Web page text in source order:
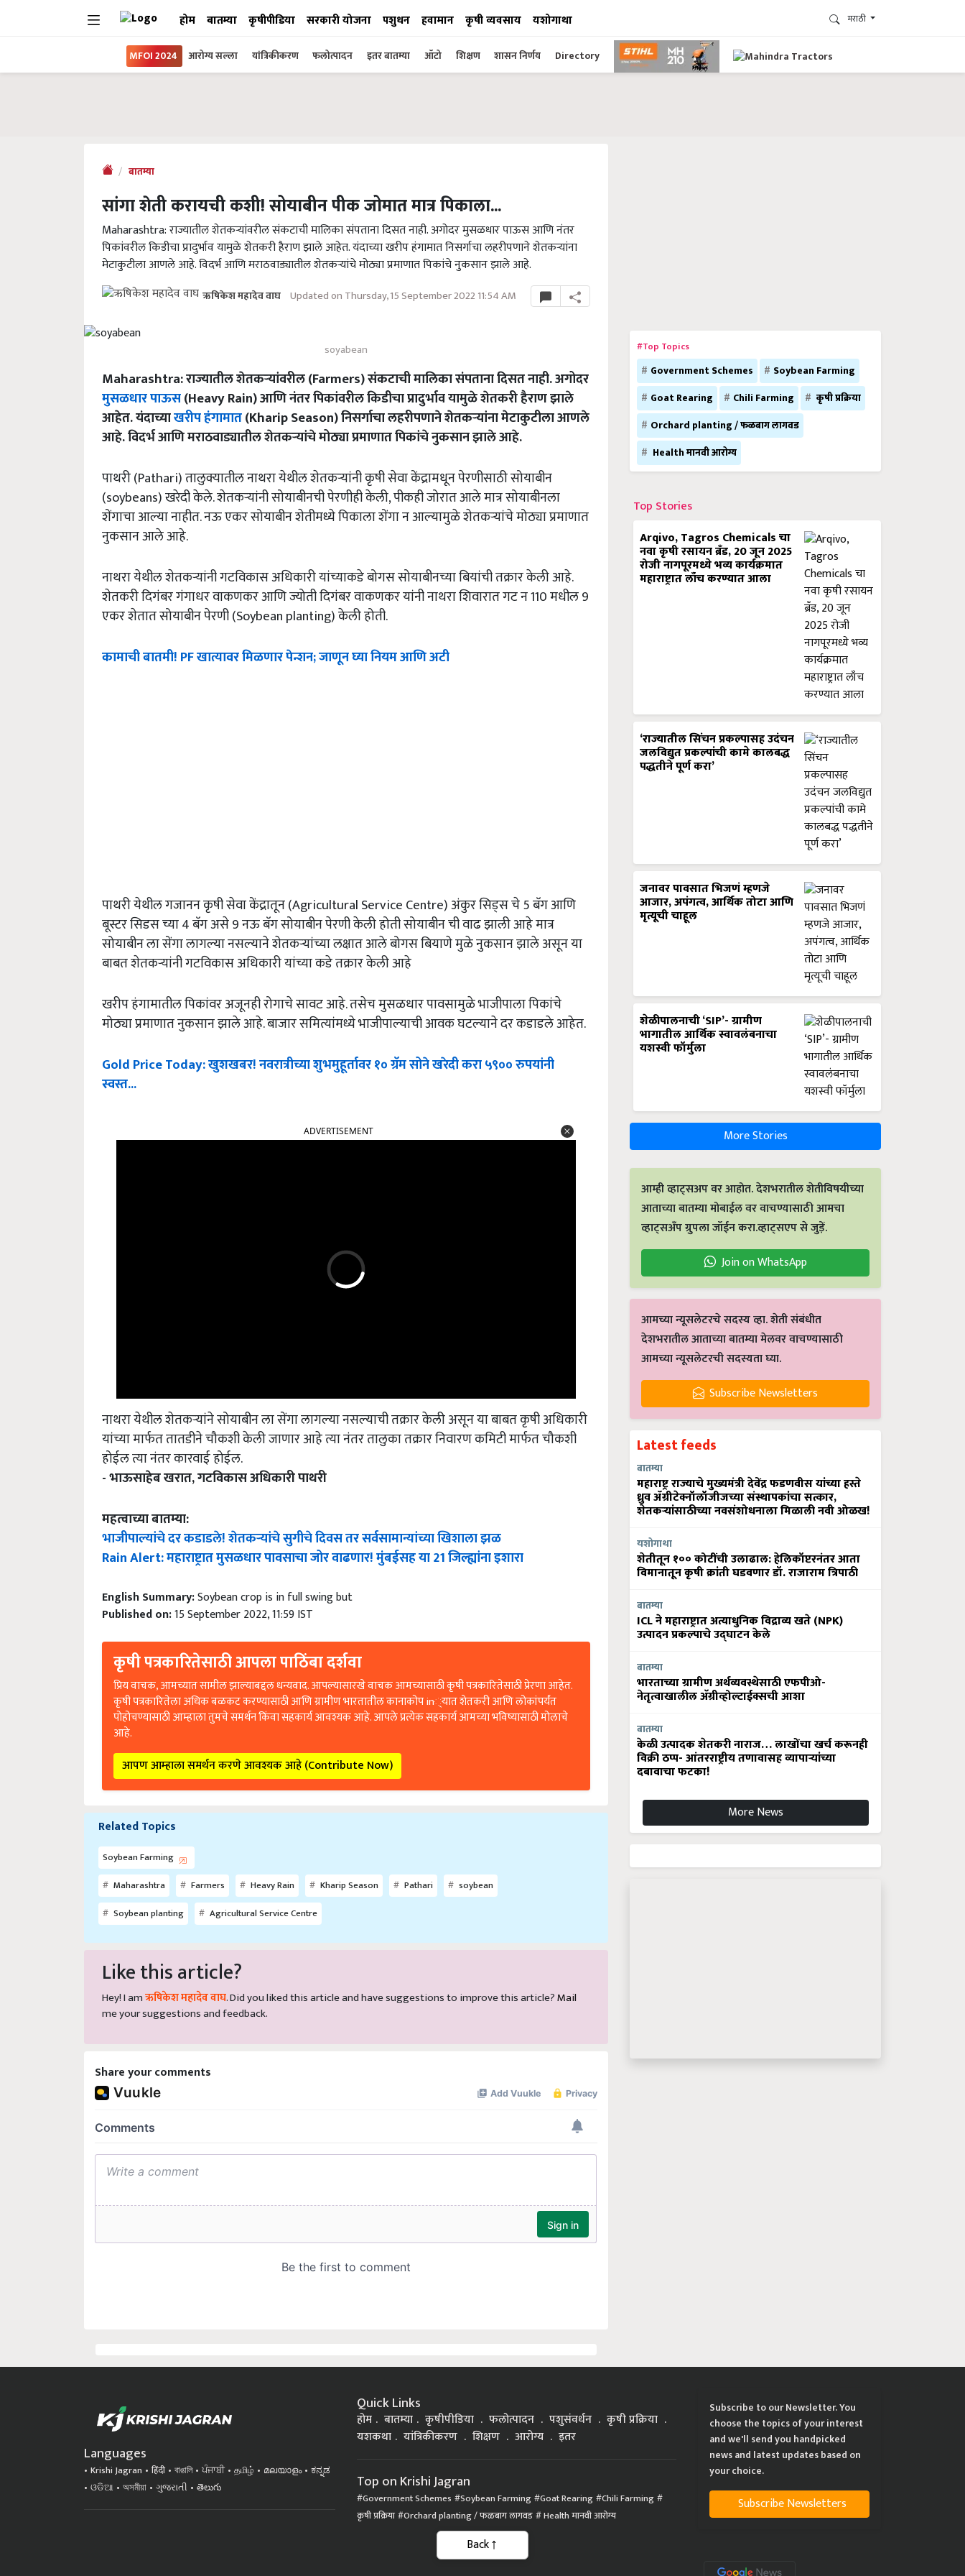
होम बातम्या कृषीपीडिया सरकारी योजना पशुधन हवामान कृषी व्यवसाय यशोगाथा मराठी
MFOI 2024 आरोग्य सल्ला यांत्रिकीकरण फलोत्पादन इतर बातम्या ऑटो शिक्षण शासन निर्णय Directory
बातम्या
सांगा शेती करायची कशी! सोयाबीन पीक जोमात मात्र पिकाला...
Maharashtra: राज्यातील शेतकऱ्यांवरील संकटाची मालिका संपताना दिसत नाही. अगोदर मुसळधार पाऊस आणि नंतर
पिकांवरील किडीचा प्रादुर्भाव यामुळे शेतकरी हैराण झाले आहेत. यंदाच्या खरीप हंगामात निसर्गाचा लहरीपणाने शेतकऱ्यांना
मेटाकुटीला आणले आहे. विदर्भ आणि मराठवाड्यातील शेतकऱ्यांचे मोठ्या प्रमाणात पिकांचे नुकसान झाले आहे.
ऋषिकेश महादेव वाघ Updated on Thursday, 15 September 2022 11:54 AM
soyabean
Maharashtra: राज्यातील शेतकऱ्यांवरील (Farmers) संकटाची मालिका संपताना दिसत नाही. अगोदर
मुसळधार पाऊस(Heavy Rain) आणि नंतर पिकांवरील किडीचा प्रादुर्भाव यामुळे शेतकरी हैराण झाले
आहेत. यंदाच्याखरीप हंगामात(Kharip Season) निसर्गाचा लहरीपणाने शेतकऱ्यांना मेटाकुटीला आणले
आहे. विदर्भ आणि मराठवाड्यातील शेतकऱ्यांचे मोठ्या प्रमाणात पिकांचे नुकसान झाले आहे.
पाथरी (Pathari) तालुक्यातील नाथरा येथील शेतकऱ्यांनी कृषी सेवा केंद्रामधून पेरणीसाठी सोयाबीन
(soybeans) खरेदी केले. शेतकऱ्यांनी सोयाबीनची पेरणीही केली, पीकही जोरात आले मात्र सोयाबीनला
शेंगाचा आल्या नाहीत. नऊ एकर सोयाबीन शेतीमध्ये पिकाला शेंगा न आल्यामुळे शेतकऱ्यांचे मोठ्या प्रमाणात
नुकसान आले आहे.
नाथरा येथील शेतकऱ्यांनी गटविकास अधिकारी यांच्याकडे बोगस सोयाबीनच्या बियांची तक्रार केली आहे.
शेतकरी दिगंबर गंगाधर वाकणकर आणि ज्योती दिगंबर वाकणकर यांनी नाथरा शिवारात गट न 110 मधील 9
एकर शेतात सोयाबीन पेरणी (Soybean planting) केली होती.
कामाची बातमी! PF खात्यावर मिळणार पेन्शन; जाणून घ्या नियम आणि अटी
पाथरी येथील गजानन कृषी सेवा केंद्रातून (Agricultural Service Centre) अंकुर सिड्स चे 5 बॅग आणि
बूस्टर सिडस च्या 4 बॅग असे 9 नऊ बॅग सोयाबीन पेरणी केली होती सोयाबीन ची वाढ झाली आहे मात्र
सोयाबीन ला सेंगा लागल्या नसल्याने शेतकऱ्यांच्या लक्षात आले बोगस बियाणे मुळे नुकसान झाले असून या
बाबत शेतकऱ्यांनी गटविकास अधिकारी यांच्या कडे तक्रार केली आहे
खरीप हंगामातील पिकांवर अजूनही रोगाचे सावट आहे. तसेच मुसळधार पावसामुळे भाजीपाला पिकांचे
मोठ्या प्रमाणात नुकसान झाले आहे. बाजार समित्यांमध्ये भाजीपाल्याची आवक घटल्याने दर कडाडले आहेत.
Gold Price Today: खुशखबर! नवरात्रीच्या शुभमुहूर्तावर १० ग्रॅम सोने खरेदी करा ५९०० रुपयांनी
स्वस्त...
नाथरा येथील शेतकऱ्यांने सोयाबीन ला सेंगा लागल्या नसल्याची तक्रार केली असून या बाबत कृषी अधिकारी
यांच्या मार्फत तातडीने चौकशी केली जाणार आहे त्या नंतर तालुका तक्रार निवारण कमिटी मार्फत चौकशी
होईल त्या नंतर कारवाई होईल.
- भाऊसाहेब खरात, गटविकास अधिकारी पाथरी
महत्वाच्या बातम्या:
भाजीपाल्यांचे दर कडाडले! शेतकऱ्यांचे सुगीचे दिवस तर सर्वसामान्यांच्या खिशाला झळ
Rain Alert: महाराष्ट्रात मुसळधार पावसाचा जोर वाढणार! मुंबईसह या 21 जिल्ह्यांना इशारा
English Summary:Soybean crop is in full swing but
Published on:15 September 2022, 11:59 IST
कृषी पत्रकारितेसाठी आपला पाठिंबा दर्शवा
प्रिय वाचक, आमच्यात सामील झाल्याबद्दल धन्यवाद. आपल्यासारखे वाचक आमच्यासाठी कृषी पत्रकारितेसाठी प्रेरणा आहेत.
कृषी पत्रकारितेला अधिक बळकट करण्यासाठी आणि ग्रामीण भारतातील कानाकोप in्यात शेतकरी आणि लोकांपर्यंत
पोहोचण्यासाठी आम्हाला तुमचे समर्थन किंवा सहकार्य आवश्यक आहे. आपले प्रत्येक सहकार्य आमच्या भविष्यासाठी मोलाचे
आहे.
आपण आम्हाला समर्थन करणे आवश्यक आहे (Contribute Now)
Related Topics
Soybean Farming
Maharashtra
Farmers Heavy Rain Kharip Season Pathari
soybean
Soybean planting
Agricultural Service Centre
Like this article?
Hey! I am ऋषिकेश महादेव वाघ . Did you liked this article and have suggestions to improve this article? Mail
me your suggestions and feedback.
Share your comments
#Top Topics
Government Schemes
Soybean Farming
Goat Rearing
Chili Farming
कृषी प्रक्रिया
Orchard planting / फळबाग लागवड
Health मानवी आरोग्य
Top Stories
Arqivo, Tagros Chemicals चा
नवा कृषी रसायन ब्रँड, 20 जून 2025
रोजी नागपूरमध्ये भव्य कार्यक्रमात
महाराष्ट्रात लाँच करण्यात आला
‘राज्यातील सिंचन प्रकल्पासह उदंचन
जलविद्युत प्रकल्पांची कामे कालबद्ध
पद्धतीने पूर्ण करा’
जनावर पावसात भिजणं म्हणजे
आजार, अपंगत्व, आर्थिक तोटा आणि
मृत्यूची चाहूल
शेळीपालनाची ‘SIP’- ग्रामीण
भागातील आर्थिक स्वावलंबनाचा
यशस्वी फॉर्मुला
More Stories
आम्ही व्हाट्सअप वर आहोत. देशभरातील शेतीविषयीच्या
आताच्या बातम्या मोबाईल वर वाचण्यासाठी आमचा
व्हाट्सअँप ग्रुपला जॉईन करा.व्हाट्सएप से जुड़ें.
Join on WhatsApp
आमच्या न्यूसलेटरचे सदस्य व्हा. शेती संबंधीत
देशभरातील आताच्या बातम्या मेलवर वाचण्यासाठी
आमच्या न्यूसलेटरची सदस्यता घ्या.
Subscribe Newsletters
Latest feeds
बातम्या
महाराष्ट्र राज्याचे मुख्यमंत्री देवेंद्र फडणवीस यांच्या हस्ते
ध्रुव ॲग्रीटेक्नॉलॉजीजच्या संस्थापकांचा सत्कार,
शेतकऱ्यांसाठीच्या नवसंशोधनाला मिळाली नवी ओळख!
यशोगाथा
शेतीतून १०० कोटींची उलाढाल: हेलिकॉप्टरनंतर आता
विमानातून कृषी क्रांती घडवणार डॉ. राजाराम त्रिपाठी
बातम्या
ICL ने महाराष्ट्रात अत्याधुनिक विद्राव्य खते (NPK)
उत्पादन प्रकल्पाचे उद्घाटन केले
बातम्या
भारताच्या ग्रामीण अर्थव्यवस्थेसाठी एफपीओ-
नेतृत्वाखालील अ‍ॅग्रीव्होल्टाईक्सची आशा
बातम्या
केळी उत्पादक शेतकरी नाराज… लाखोंचा खर्च करूनही
विक्री ठप्प- आंतरराष्ट्रीय तणावासह व्यापाऱ्यांच्या
दबावाचा फटका!
More News
Languages
Krishi Jagran हिंदी বাঙালি ਪੰਜਾਬੀ தமிழ் മലയാളം
ಕನ್ನಡ
ଓଡିଆ
অসমীয়া ગુજરાતી తెలుగు
Quick Links
होम बातम्या कृषीपीडिया फलोत्पादन पशुसंवर्धन
कृषी प्रक्रिया
यशकथा
यांत्रिकीकरण शिक्षण आरोग्य इतर
Top on Krishi Jagran
Government Schemes Soybean Farming Goat Rearing
Chili Farming
कृषी प्रक्रिया
Orchard planting / फळबाग लागवड Health मानवी आरोग्य
Subscribe to our Newsletter. You
choose the topics of your interest
and we'll send you handpicked
news and latest updates based on
your choice.
Subscribe Newsletters
Back